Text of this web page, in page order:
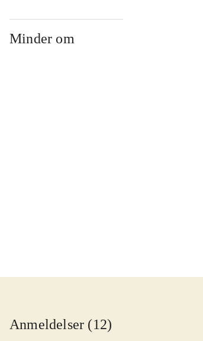
Minder om
Anmeldelser (12)